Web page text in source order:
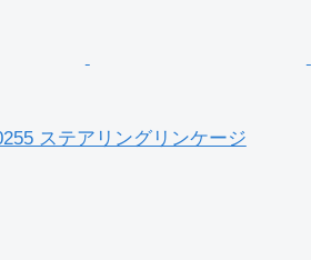
ステアリングリンケージ